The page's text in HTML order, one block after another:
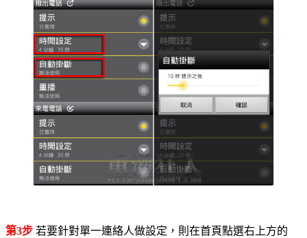
第3步 若要針對單一連絡人做設定，則在首頁點選右上方的